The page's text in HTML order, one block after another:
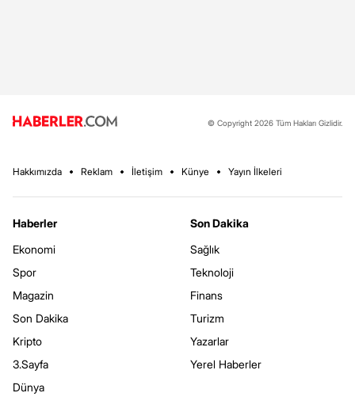
© Copyright 2026 Tüm Hakları Gizlidir.
Hakkımızda Reklam İletişim Künye Yayın İlkeleri
Haberler
Ekonomi
Spor
Magazin
Son Dakika
Kripto
3.Sayfa
Dünya
Son Dakika
Sağlık
Teknoloji
Finans
Turizm
Yazarlar
Yerel Haberler